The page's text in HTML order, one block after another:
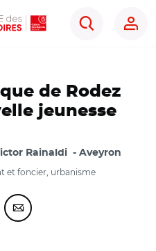
Rechercher
de Rodez
jeunesse
Rainaldi Aveyron
et foncier, urbanisme
sur Facebook
page sur Linkedin
cette page sur Twitter
Partager cette page sur